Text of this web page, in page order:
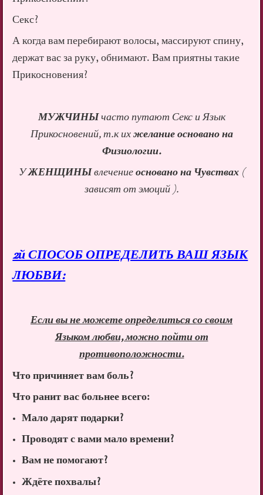
Секс?
А когда вам перебирают волосы, массируют спину,
держат вас за руку, обнимают. Вам приятны такие
Прикосновения?
МУЖЧИНЫчасто путают Секс и Язык
Прикосновений, т.к ихжелание основано на
Физиологии.
УЖЕНЩИНЫвлечениеосновано на Чувствах(
зависят от эмоций ).
2й СПОСОБ ОПРЕДЕЛИТЬ ВАШ ЯЗЫК
ЛЮБВИ:
Если вы не можете определиться со своим
Языком любви, можно пойти от
противоположности.
Что причиняет вам боль?
Что ранит вас больнее всего:
Мало дарят подарки?
Проводят с вами мало времени?
Вам не помогают?
Ждёте похвалы?